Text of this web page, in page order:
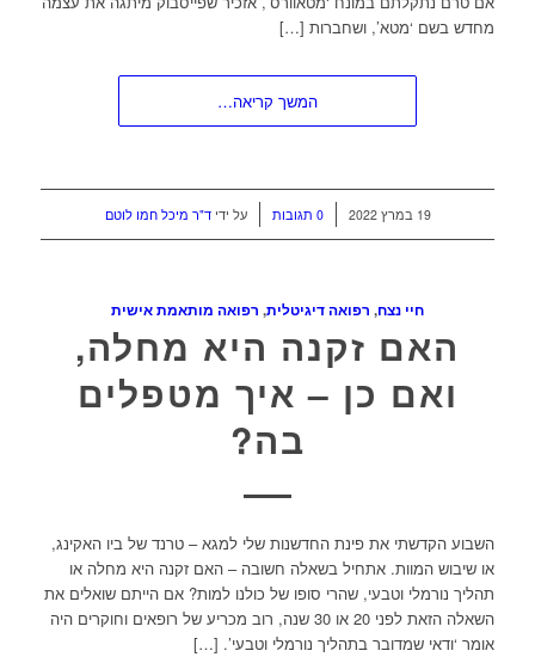
מחדש בשם ‘מטא’, ושחברות […]
המשך קריאה…
19 במרץ 2022 / 0 תגובות על ידיד"ר מיכל חמו לוטם
חיי נצח, רפואה דיגיטלית, רפואה מותאמת אישית
האם זקנה היא מחלה,
ואם כן – איך מטפלים
בה?
השבוע הקדשתי את פינת החדשנות שלי למגא – טרנד של ביו האקינג,
או שיבוש המוות. אתחיל בשאלה חשובה – האם זקנה היא מחלה או
תהליך נורמלי וטבעי, שהרי סופו של כולנו למות? אם הייתם שואלים את
השאלה הזאת לפני 20 או 30 שנה, רוב מכריע של רופאים וחוקרים היה
אומר ‘ודאי שמדובר בתהליך נורמלי וטבעי’. […]